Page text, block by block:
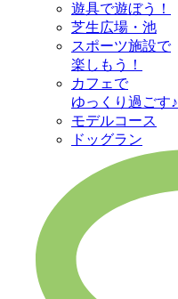
遊具で遊ぼう！
芝生広場・池
スポーツ施設で
楽しもう！
カフェで
ゆっくり過ごす♪
モデルコース
ドッグラン